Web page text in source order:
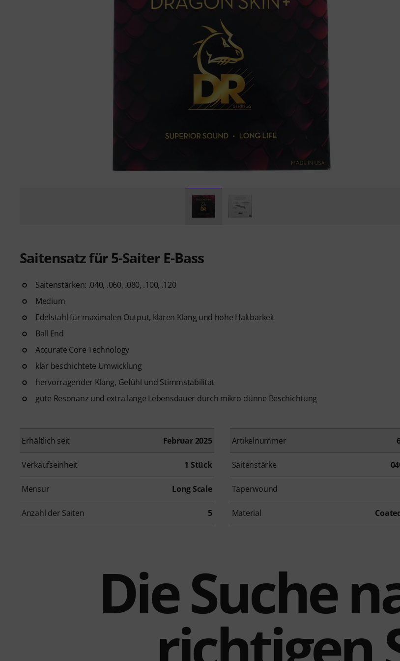
Saitensatz für 5-Saiter E-Bass
Saitenstärken: .040, .060, .080, .100, .120
Medium
Edelstahl für maximalen Output, klaren Klang und hohe Haltbarkeit
Ball End
Accurate Core Technology
klar beschichtete Umwicklung
hervorragender Klang, Gefühl und Stimmstabilität
gute Resonanz und extra lange Lebensdauer durch mikro-dünne Beschichtung
Erhältlich seit Februar 2025 Artikelnummer
Verkaufseinheit 1 Stück Saitenstärke
Mensur Long Scale Taperwound
Anzahl der Saiten 5 Material
Die Suche